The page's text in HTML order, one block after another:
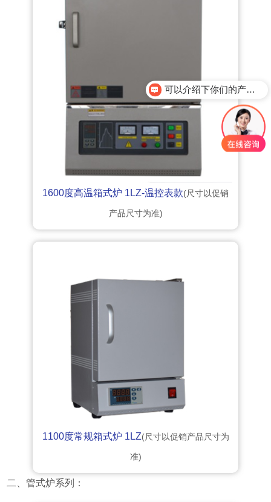
1600度高温箱式炉 1LZ-温控表款(尺寸以促销
产品尺寸为准)
1100度常规箱式炉 1LZ(尺寸以促销产品尺寸为
准)
二、管式炉系列：
可以介绍下你们的产品么？